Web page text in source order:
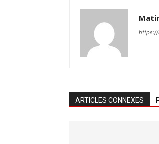
https://
ARTICLES CONNEXES